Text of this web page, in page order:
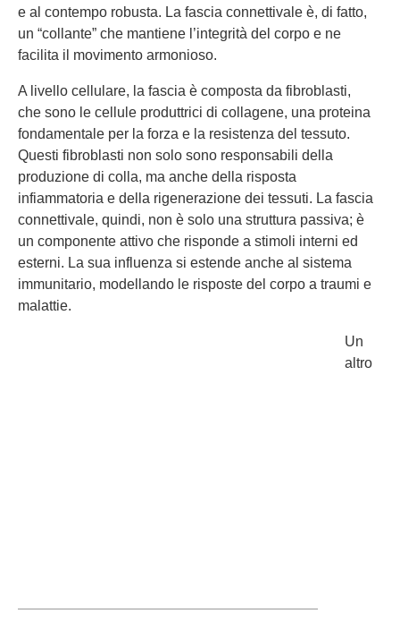
e al contempo robusta. La fascia connettivale è, di fatto,
un “collante” che mantiene l’integrità del corpo e ne
facilita il movimento armonioso.
A livello cellulare, la fascia è composta da fibroblasti,
che sono le cellule produttrici di collagene, una proteina
fondamentale per la forza e la resistenza del tessuto.
Questi fibroblasti non solo sono responsabili della
produzione di colla, ma anche della risposta
infiammatoria e della rigenerazione dei tessuti. La fascia
connettivale, quindi, non è solo una struttura passiva; è
un componente attivo che risponde a stimoli interni ed
esterni. La sua influenza si estende anche al sistema
immunitario, modellando le risposte del corpo a traumi e
malattie.
Un
altro